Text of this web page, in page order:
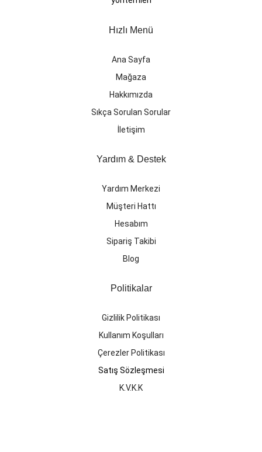
Hızlı Menü
Ana Sayfa
Mağaza
Hakkımızda
Sıkça Sorulan Sorular
İletişim
Yardım & Destek
Yardım Merkezi
Müşteri Hattı
Hesabım
Sipariş Takibi
Blog
Politikalar
Gizlilik Politikası
Kullanım Koşulları
Çerezler Politikası
Satış Sözleşmesi
K.V.K.K